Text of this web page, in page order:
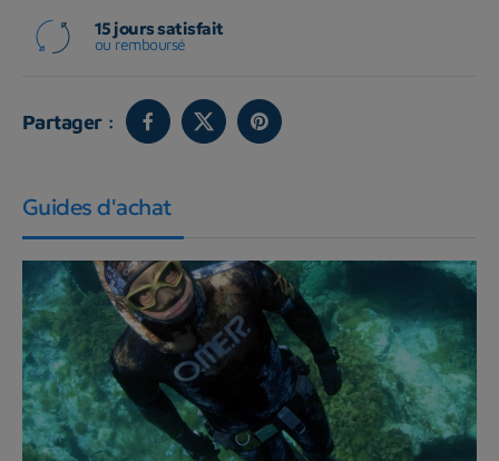
15 jours satisfait
ou remboursé
Partager :
Guides d'achat